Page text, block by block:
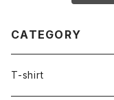
CATEGORY
T-shirt